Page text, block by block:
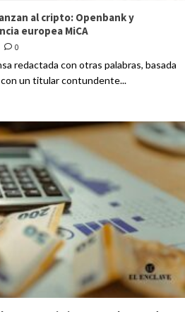
al cripto: Openbank y
europea MiCA
0
redactada con otras palabras, basada
un titular contundente...